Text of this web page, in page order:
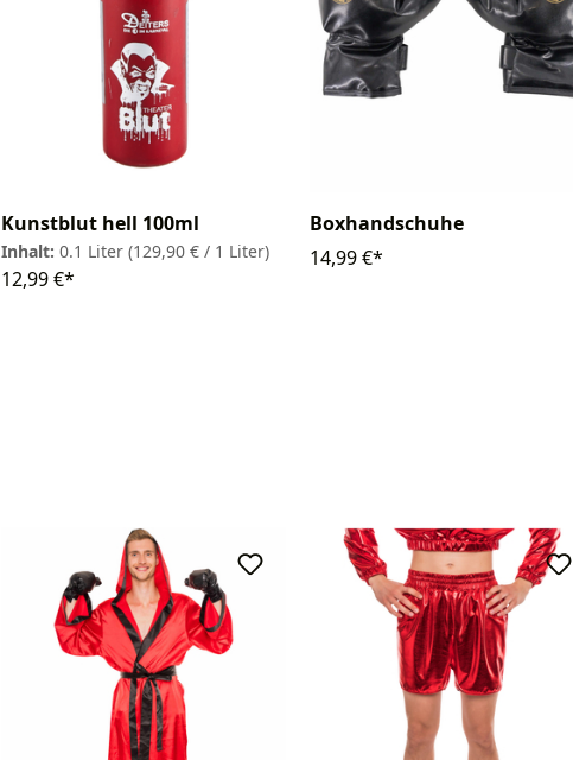
Kunstblut hell 100ml
Inhalt: 0.1 Liter (129,90 € / 1 Liter)
12,99 €*
Boxhandschuhe
14,99 €*